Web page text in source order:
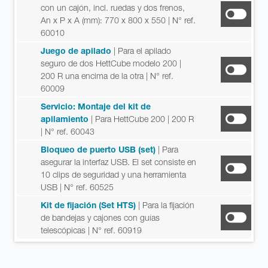
con un cajón, incl. ruedas y dos frenos,
An x P x A (mm): 770 x 800 x 550 | N° ref.
60010
Juego de apilado | Para el apilado
seguro de dos HettCube modelo 200 |
200 R una encima de la otra | N° ref.
60009
Servicio: Montaje del kit de
apilamiento | Para HettCube 200 | 200 R
| N° ref. 60043
Bloqueo de puerto USB (set) | Para
asegurar la interfaz USB. El set consiste en
10 clips de seguridad y una herramienta
USB | N° ref. 60525
Kit de fijación (Set HTS) | Para la fijación
de bandejas y cajones con guías
telescópicas | N° ref. 60919